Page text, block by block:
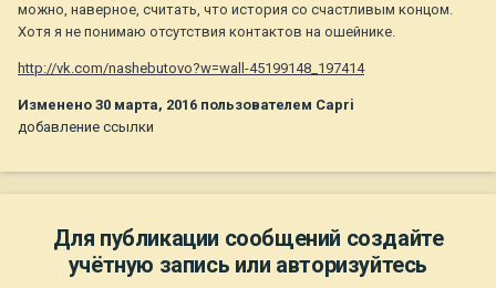
можно, наверное, считать, что история со счастливым концом.
Хотя я не понимаю отсутствия контактов на ошейнике.
http://vk.com/nashebutovo?w=wall-45199148_197414
Изменено 30 марта, 2016 пользователем Capri
добавление ссылки
Для публикации сообщений создайте
учётную запись или авторизуйтесь